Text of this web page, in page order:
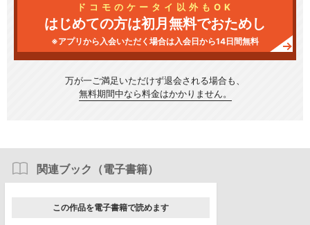
ドコモのケータイ以外もOK
はじめての方は初月無料でおためし
※アプリから入会いただく場合は入会日から14日間無料
万が一ご満足いただけず退会される場合も、
無料期間中なら料金はかかりません。
関連ブック（電子書籍）
この作品を電子書籍で読めます